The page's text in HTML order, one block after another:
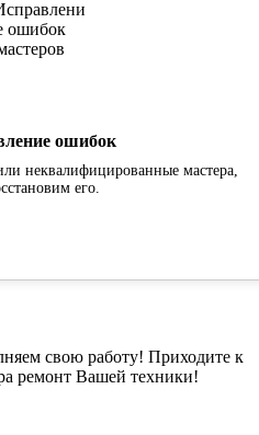
ошибок
неквалифицированные мастера,
его.
свою работу! Приходите к
ремонт Вашей техники!